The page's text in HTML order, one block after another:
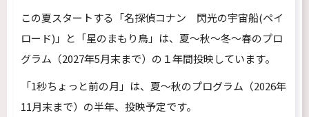
この夏スタートする「名探偵コナン 閃光の宇宙船(ペイ
ロード)」と「星のまもり鳥」は、夏～秋～冬～春のプロ
グラム（2027年5月末まで）の１年間投映しています。
「1秒ちょっと前の月」は、夏～秋のプログラム（2026年
11月末まで）の半年、投映予定です。